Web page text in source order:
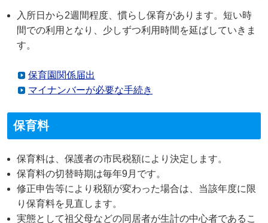
入所日から2週間程度、慣らし保育があります。短い時
間での利用となり、少しずつ利用時間を延ばしていきま
す。
保育園関係届出
マイナンバーが必要な手続き
保育料
保育料は、保護者の市民税額により決定します。
保育料の切替時期は毎年9月です。
修正申告等により税額が変わった場合は、当該年度に限
り保育料を見直します。
実態として祖父母などの同居者が生計の中心者であるこ